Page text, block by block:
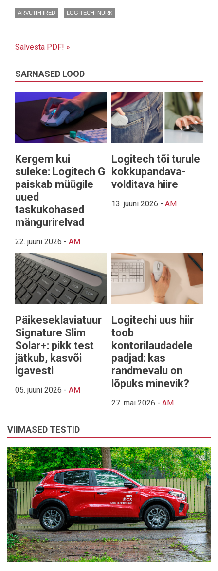
ARVUTIHIIRED LOGITECHI NURK
Salvesta PDF! »
SARNASED LOOD
Kergem kui
suleke: Logitech G
paiskab müügile
uued
taskukohased
mängurirelvad
22. juuni 2026 - AM
Logitech tõi turule
kokkupandava-
volditava hiire
13. juuni 2026 - AM
Päikeseklaviatuur
Signature Slim
Solar+: pikk test
jätkub, kasvõi
igavesti
05. juuni 2026 - AM
Logitechi uus hiir
toob
kontorilaudadele
padjad: kas
randmevalu on
lõpuks minevik?
27. mai 2026 - AM
VIIMASED TESTID